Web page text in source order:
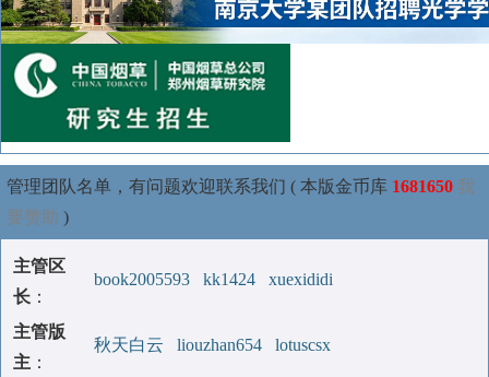
管理团队名单，有问题欢迎联系我们 ( 本版金币库 1681650 我
要赞助 )
主管区
长 ：
book2005593 kk1424 xuexididi
主管版
主 ：
秋天白云 liouzhan654 lotuscsx